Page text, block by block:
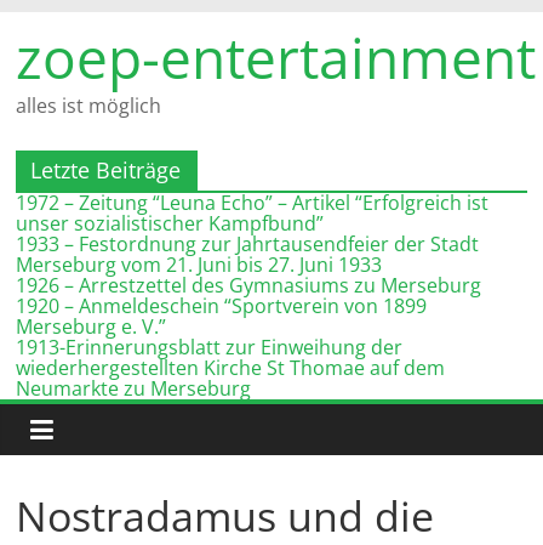
Inhalt
springen
zoep-entertainment
alles ist möglich
Letzte Beiträge
1972 – Zeitung “Leuna Echo” – Artikel “Erfolgreich ist
unser sozialistischer Kampfbund”
1933 – Festordnung zur Jahrtausendfeier der Stadt
Merseburg vom 21. Juni bis 27. Juni 1933
1926 – Arrestzettel des Gymnasiums zu Merseburg
1920 – Anmeldeschein “Sportverein von 1899
Merseburg e. V.”
1913-Erinnerungsblatt zur Einweihung der
wiederhergestellten Kirche St Thomae auf dem
Neumarkte zu Merseburg
Nostradamus und die